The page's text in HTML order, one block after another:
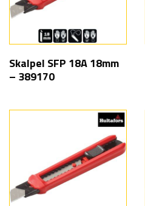
Skalpel SFP 18A 18mm
– 389170